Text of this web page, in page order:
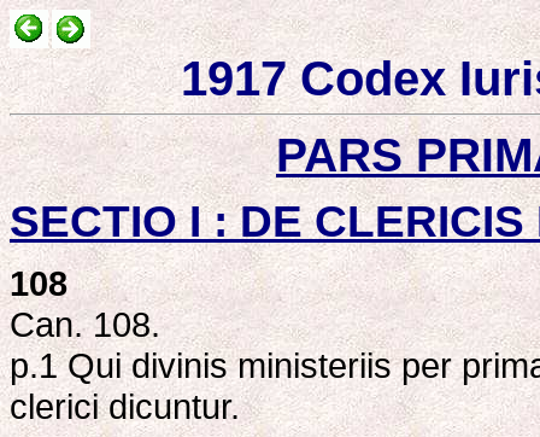
1917 Codex
PARS
SECTIO I : DE CLERICIS
108
Can. 108.
p.1 Qui divinis ministeriis per
clerici dicuntur.